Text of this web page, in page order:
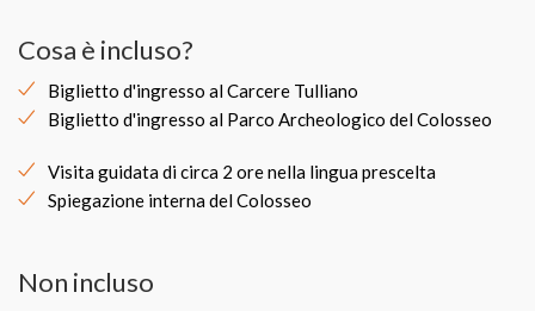
Cosa è incluso?
Biglietto d'ingresso al Carcere Tulliano
Biglietto d'ingresso al Parco Archeologico del Colosseo
Visita guidata di circa 2 ore nella lingua prescelta
Spiegazione interna del Colosseo
Non incluso